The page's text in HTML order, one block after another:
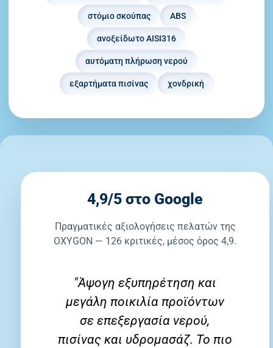
στόμιο σκούπας ABS
ανοξείδωτο AISI316
αυτόματη πλήρωση νερού
εξαρτήματα πισίνας χονδρική
4,9/5 στο Google
Πραγματικές αξιολογήσεις πελατών της
OXYGON — 126 κριτικές, μέσος όρος 4,9.
"Άψογη εξυπηρέτηση και
μεγάλη ποικιλία προϊόντων
σε επεξεργασία νερού,
πισίνας και υδρομασάζ. Το πιο